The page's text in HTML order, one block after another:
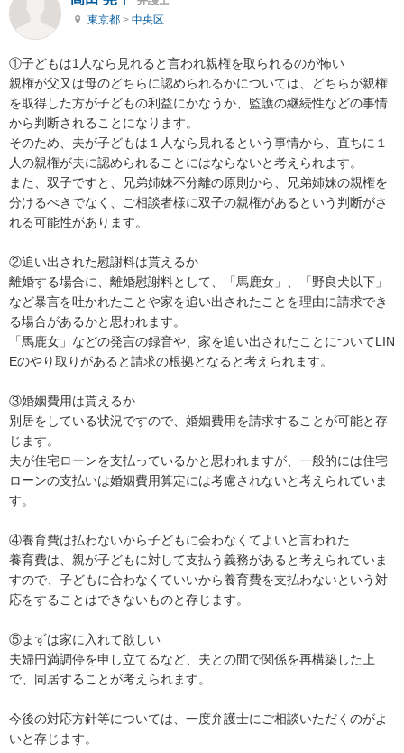
東京都 > 中央区
①子どもは1人なら見れると言われ親権を取られるのが怖い
親権が父又は母のどちらに認められるかについては、どちらが親権
を取得した方が子どもの利益にかなうか、監護の継続性などの事情
から判断されることになります。
そのため、夫が子どもは１人なら見れるという事情から、直ちに１
人の親権が夫に認められることにはならないと考えられます。
また、双子ですと、兄弟姉妹不分離の原則から、兄弟姉妹の親権を
分けるべきでなく、ご相談者様に双子の親権があるという判断がさ
れる可能性があります。
②追い出された慰謝料は貰えるか
離婚する場合に、離婚慰謝料として、「馬鹿女」、「野良犬以下」
など暴言を吐かれたことや家を追い出されたことを理由に請求でき
る場合があるかと思われます。
「馬鹿女」などの発言の録音や、家を追い出されたことについてLIN
Eのやり取りがあると請求の根拠となると考えられます。
③婚姻費用は貰えるか
別居をしている状況ですので、婚姻費用を請求することが可能と存
じます。
夫が住宅ローンを支払っているかと思われますが、一般的には住宅
ローンの支払いは婚姻費用算定には考慮されないと考えられていま
す。
④養育費は払わないから子どもに会わなくてよいと言われた
養育費は、親が子どもに対して支払う義務があると考えられていま
すので、子どもに合わなくていいから養育費を支払わないという対
応をすることはできないものと存じます。
⑤まずは家に入れて欲しい
夫婦円満調停を申し立てるなど、夫との間で関係を再構築した上
で、同居することが考えられます。
今後の対応方針等については、一度弁護士にご相談いただくのがよ
いと存じます。